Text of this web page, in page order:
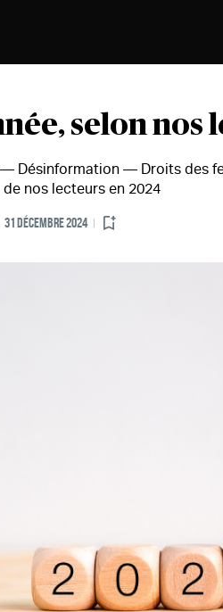
selon nos
Désinformation — Droits des
nos lecteurs en 2024
31 DÉCEMBRE 2024